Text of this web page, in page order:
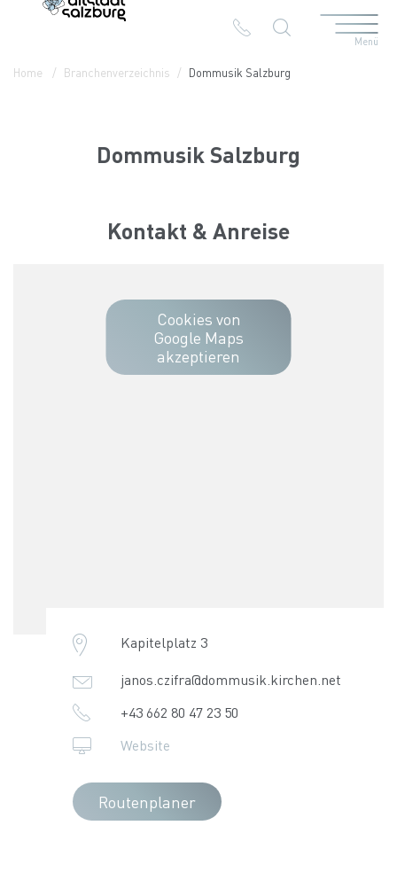
Menü
Home Branchenverzeichnis Dommusik Salzburg
Dommusik Salzburg
Kontakt & Anreise
Cookies von
Google Maps
akzeptieren
Kapitelplatz 3
janos.czifra@dommusik.kirchen.net
+43 662 80 47 23 50
Website
Routenplaner